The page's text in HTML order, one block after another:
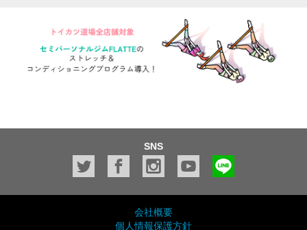
SNS
会社概要
個人情報保護方針